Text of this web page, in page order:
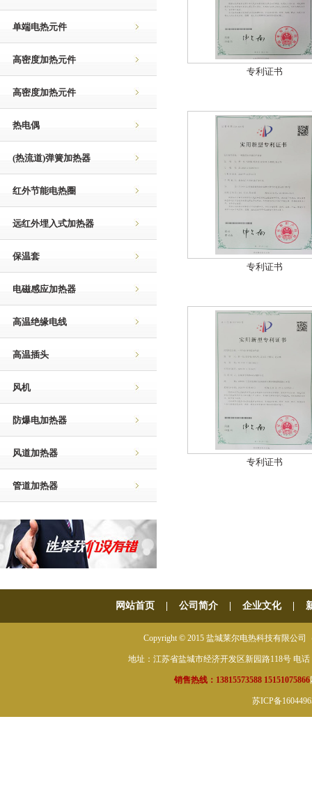
单端电热元件
高密度加热元件
高密度加热元件
热电偶
(热流道)弹簧加热器
红外节能电热圈
远红外埋入式加热器
保温套
电磁感应加热器
高温绝缘电线
高温插头
风机
防爆电加热器
风道加热器
管道加热器
专利证书
专利证书
专利证书
网站首页| 公司简介| 企业文化|
Copyright © 2015 盐城莱尔电热科技有限公司
地址：江苏省盐城市经济开发区新园路118号 电话
销售热线：13815573588 15151075866
苏ICP备